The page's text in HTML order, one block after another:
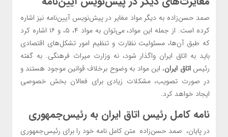
صمد حسن‌زاده به دیگر مواد مغایر در پیش‌نویس آیین‌نامه نیز اشاره
کرده است. از جمله این مواد، می‌توان به مواد ۴، ۵، و ۱۶ اشاره کرد
که طبق آن‌ها، مسئولیت نظارت و تنظیم امور تشکل‌های اقتصادی
باید به اتاق ایران واگذار شود، نه وزارت میراث فرهنگی. به گفته
رئیساتاق ایران، این مواد به وضوح برخلاف قوانین موجود هستند و
در صورت تصویب، مشکلات زیادی برای فعالان بخش خصوصی
ایجاد خواهد کرد.
نامه کامل رئیس اتاق ایران به رئیس‌جمهوری
در پایان، صمد حسن‌زاده متن کامل نامه خود را برای رئیس‌جمهوری